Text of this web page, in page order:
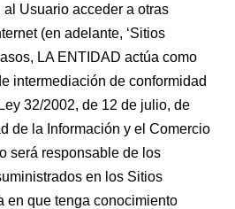
Usuario acceder a otras
(en adelante, ‘Sitios
LA ENTIDAD actúa como
intermediación de conformidad
32/2002, de 12 de julio, de
de la Información y el Comercio
será responsable de los
en los Sitios
en que tenga conocimiento